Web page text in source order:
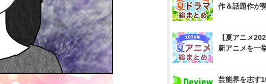
作＆話題作が
【夏アニメ
新アニメを一
芸能界を志す